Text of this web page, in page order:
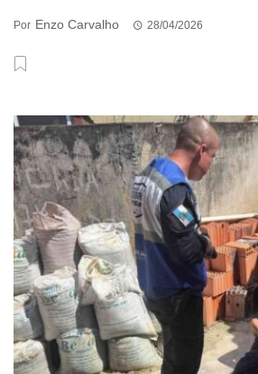
Por Enzo Carvalho 28/04/2026